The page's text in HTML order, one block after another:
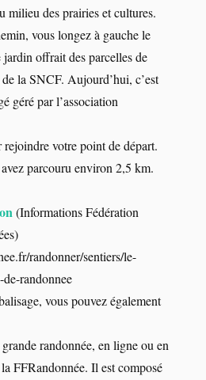
milieu des prairies et cultures.
vous longez à gauche le
offrait des parcelles de
la SNCF. Aujourd’hui, c’est
géré par l’association
votre point de départ.
parcouru environ 2,5 km.
(Informations Fédération
randonner/sentiers/le-
randonnee
vous pouvez également
randonnée, en ligne ou en
FFRandonnée. Il est composé